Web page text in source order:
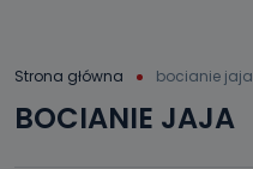
Strona główna bocianie jaja
BOCIANIE JAJA